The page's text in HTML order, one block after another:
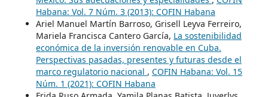
Habana: Vol. 7 Núm. 3 (2013): COFIN Habana
Ariel Manuel Martín Barroso, Grisell Leyva Ferreiro,
Mariela Francisca Cantero García, La sostenibilidad
económica de la inversión renovable en Cuba.
Perspectivas pasadas, presentes y futuras desde el
marco regulatorio nacional , COFIN Habana: Vol. 15
Núm. 1 (2021): COFIN Habana